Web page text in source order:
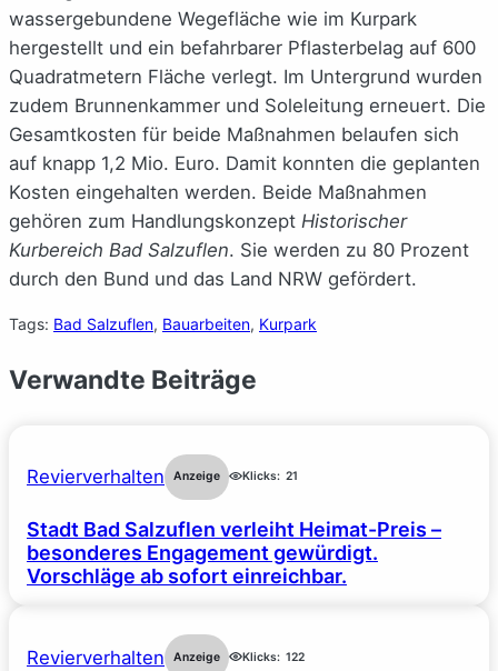
wassergebundene Wegefläche wie im Kurpark
hergestellt und ein befahrbarer Pflasterbelag auf 600
Quadratmetern Fläche verlegt. Im Untergrund wurden
zudem Brunnenkammer und Soleleitung erneuert. Die
Gesamtkosten für beide Maßnahmen belaufen sich
auf knapp 1,2 Mio. Euro. Damit konnten die geplanten
Kosten eingehalten werden. Beide Maßnahmen
gehören zum Handlungskonzept Historischer
Kurbereich Bad Salzuflen. Sie werden zu 80 Prozent
durch den Bund und das Land NRW gefördert.
Tags: Bad Salzuflen, Bauarbeiten, Kurpark
Verwandte Beiträge
Revierverhalten Anzeige Klicks: 21
Stadt Bad Salzuflen verleiht Heimat-Preis –
besonderes Engagement gewürdigt.
Vorschläge ab sofort einreichbar.
Revierverhalten Anzeige Klicks: 122